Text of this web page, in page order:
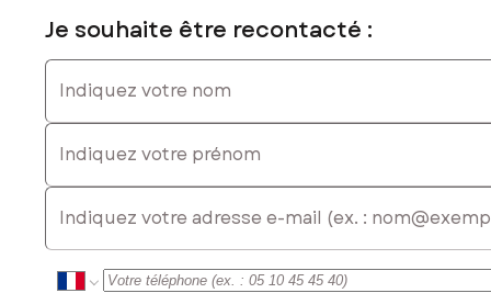
Contactez votre conseiller SAFTI : Arthur HANVIC, Tél. :
commercial immatriculé au RSAC de Quimper sous le
numéro 941531451
Je souhaite être recontacté :
Indiquez votre nom
Indiquez votre prénom
E-mail